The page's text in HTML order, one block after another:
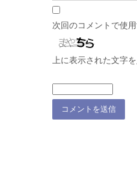
次回のコメントで使
上に表示された文字